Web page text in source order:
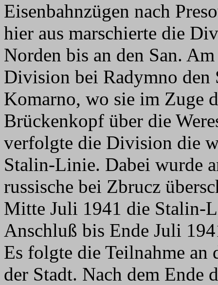
Eisenbahnzügen nach
hier aus marschierte die
Norden bis an den San.
Division bei Radymno den
Komarno, wo sie im Zuge
Brückenkopf über die
verfolgte die Division die
Stalin-Linie. Dabei wurde
russische bei Zbrucz
Mitte Juli 1941 die Stalin-
Anschluß bis Ende Juli
Es folgte die Teilnahme an
der Stadt. Nach dem Ende